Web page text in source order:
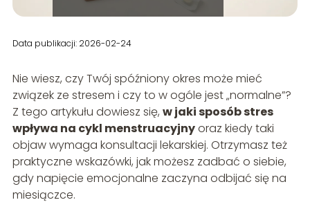
Data publikacji: 2026-02-24
Nie wiesz, czy Twój spóźniony okres może mieć
związek ze stresem i czy to w ogóle jest „normalne”?
Z tego artykułu dowiesz się, w jaki sposób stres
wpływa na cykl menstruacyjnyoraz kiedy taki
objaw wymaga konsultacji lekarskiej. Otrzymasz też
praktyczne wskazówki, jak możesz zadbać o siebie,
gdy napięcie emocjonalne zaczyna odbijać się na
miesiączce.